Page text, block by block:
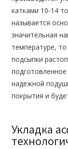
катками 10-14
называется
значительная
температуре,
подсыпки
надежной
покрытия и
Укладка